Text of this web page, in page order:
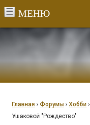
Главная › Форумы › Хобби ›
Ушаковой "Рождество"